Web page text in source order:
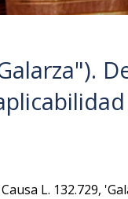
L. 132.729,